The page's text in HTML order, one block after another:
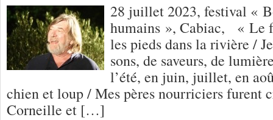
28 juillet 2023, festival «
humains », Cabiac, « Le
les pieds dans la rivière /
sons, de saveurs, de
l’été, en juin, juillet, en
chien et loup / Mes pères nourriciers furent
Corneille et […]